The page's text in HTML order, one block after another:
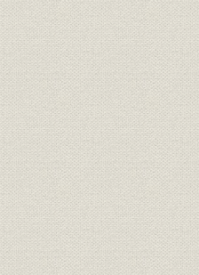
常
高瀬五三郎
山万丈
山本保男
の四年間 町田穣
建設 高橋浩